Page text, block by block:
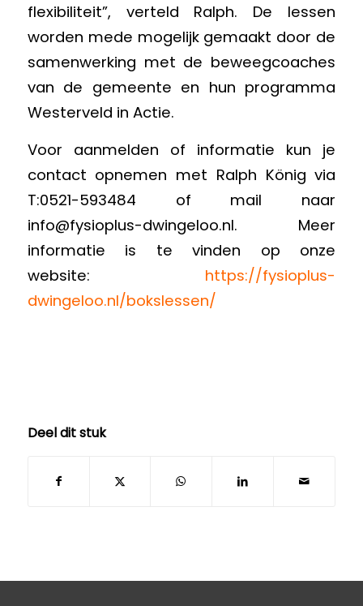
flexibiliteit”, verteld Ralph. De lessen
worden mede mogelijk gemaakt door de
samenwerking met de beweegcoaches
van de gemeente en hun programma
Westerveld in Actie.
Voor aanmelden of informatie kun je
contact opnemen met Ralph König via
T:0521-593484 of mail naar
info@fysioplus-dwingeloo.nl. Meer
informatie is te vinden op onze
website: https://fysioplus-
dwingeloo.nl/bokslessen/
Deel dit stuk